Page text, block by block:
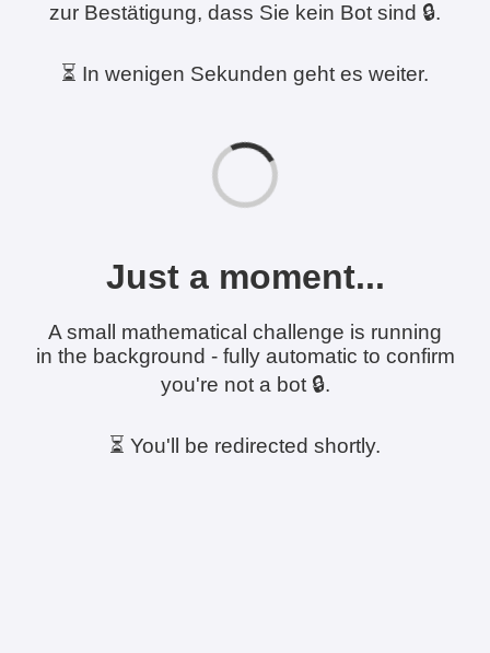
zur Bestätigung, dass Sie kein Bot sind 🔒.
⏳ In wenigen Sekunden geht es weiter.
Just a moment...
A small mathematical challenge is running
in the background - fully automatic to confirm
you're not a bot 🔒.
⏳ You'll be redirected shortly.